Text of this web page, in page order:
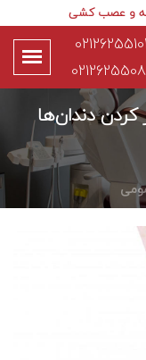
و عصب کشی
دندان‌ها